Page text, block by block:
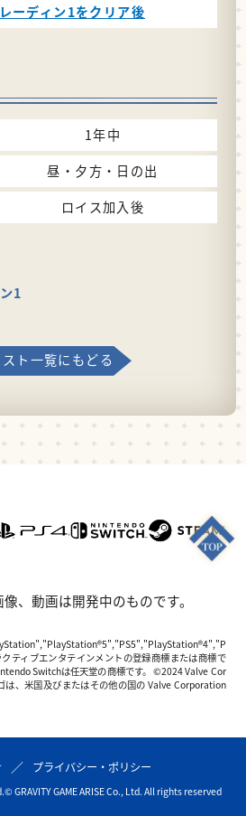
ーディン1をクリア後
1年中
昼・夕方・日の出
ロイス加入後
1
ト一覧にもどる
、動画は開発中のものです。
ティブエンタテインメントの登録商標または商標で
Switchは任天堂の商標です。 ©2024 Valve Cor
、米国及びまたはその他の国の Valve Corporation
プライバシー・ポリシー
© GRAVITY GAME ARISE Co., Ltd. All rights reserved